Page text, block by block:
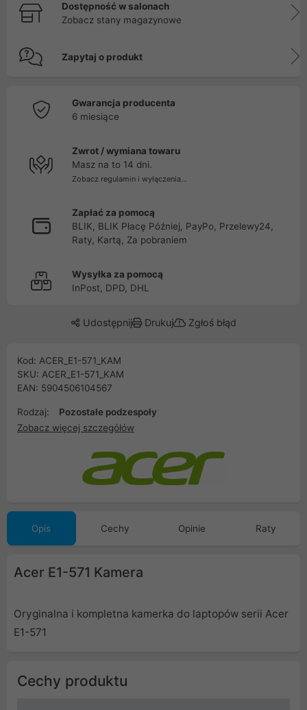
Dostępność w salonach
Zobacz stany magazynowe
Zapytaj o produkt
Gwarancja producenta
6 miesiące
Zwrot / wymiana towaru
Masz na to 14 dni.
Zobacz regulamin i wyłączenia...
Zapłać za pomocą
BLIK, BLIK Płacę Później, PayPo, Przelewy24,
Raty, Kartą, Za pobraniem
Wysyłka za pomocą
InPost, DPD, DHL
Udostępnij Drukuj Zgłoś błąd
Kod: ACER_E1-571_KAM
SKU: ACER_E1-571_KAM
EAN: 5904506104567
Rodzaj:
Pozostałe podzespoły
Zobacz więcej szczegółów
Opis Cechy Opinie Raty
Acer E1-571 Kamera
Oryginalna i kompletna kamerka do laptopów serii Acer
E1-571
Cechy produktu